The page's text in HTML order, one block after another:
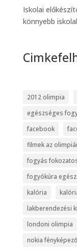
Iskolai
könnyebb
2012 olimpia
egészséges
facebook
filmek az
fogyás
fogyókúra
kalória
lakberendezési
londoni olimpia
nokia